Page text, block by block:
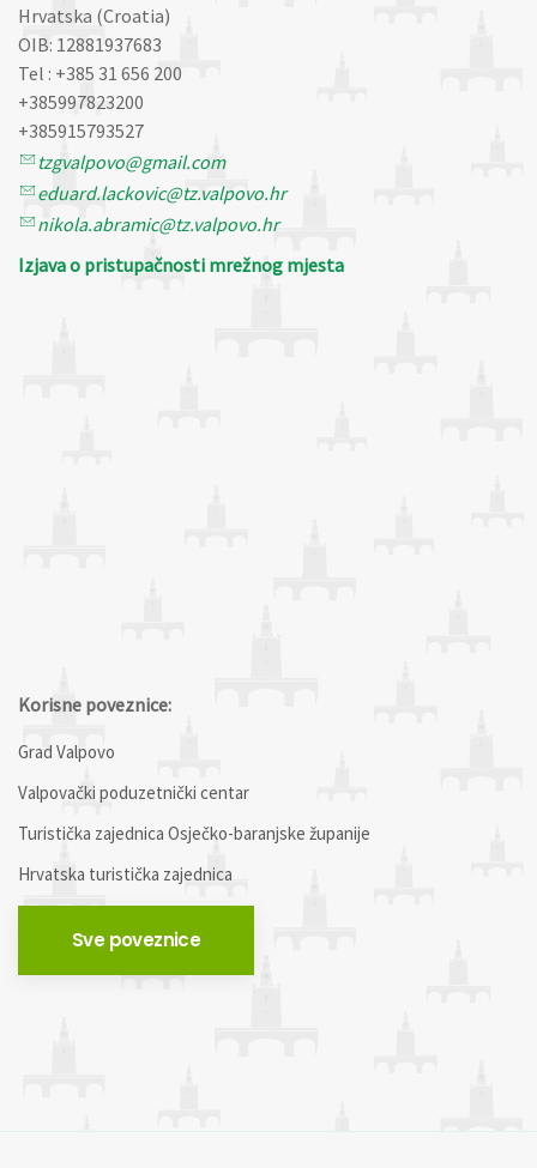
Hrvatska (Croatia)
OIB: 12881937683
Tel : +385 31 656 200
+385997823200
+385915793527
tzgvalpovo@gmail.com
eduard.lackovic@tz.valpovo.hr
nikola.abramic@tz.valpovo.hr
Izjava o pristupačnosti mrežnog mjesta
Korisne poveznice:
Grad Valpovo
Valpovački poduzetnički centar
Turistička zajednica Osječko-baranjske županije
Hrvatska turistička zajednica
Sve poveznice